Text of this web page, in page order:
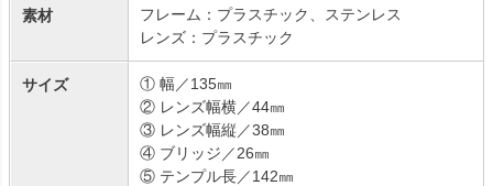
素材
フレーム：プラスチック、ステンレス
レンズ：プラスチック
サイズ
① 幅／135㎜
② レンズ幅横／44㎜
③ レンズ幅縦／38㎜
④ ブリッジ／26㎜
⑤ テンプル長／142㎜